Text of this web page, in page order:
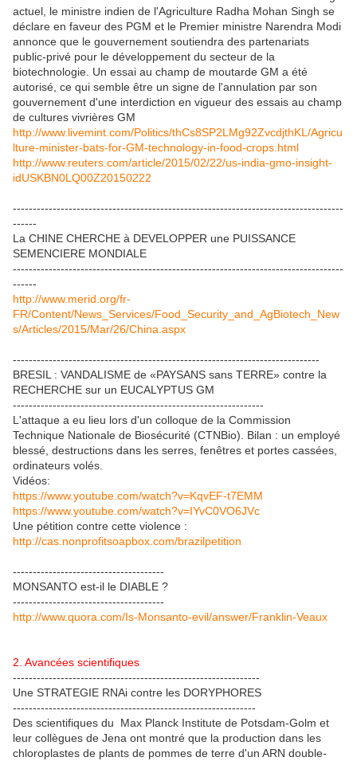
actuel, le ministre indien de l'Agriculture Radha Mohan Singh se
déclare en faveur des PGM et le Premier ministre Narendra Modi
annonce que le gouvernement soutiendra des partenariats
public-privé pour le développement du secteur de la
biotechnologie. Un essai au champ de moutarde GM a été
autorisé, ce qui semble être un signe de l'annulation par son
gouvernement d'une interdiction en vigueur des essais au champ
de cultures vivrières GM
http://www.livemint.com/Politics/thCs8SP2LMg92ZvcdjthKL/Agricu
lture-minister-bats-for-GM-technology-in-food-crops.html
http://www.reuters.com/article/2015/02/22/us-india-gmo-insight-
idUSKBN0LQ00Z20150222
-----------------------------------------------------------------------------------
------
La CHINE CHERCHE à DEVELOPPER une PUISSANCE
SEMENCIERE MONDIALE
-----------------------------------------------------------------------------------
------
http://www.merid.org/fr-
FR/Content/News_Services/Food_Security_and_AgBiotech_New
s/Articles/2015/Mar/26/China.aspx
-----------------------------------------------------------------------------
BRESIL : VANDALISME de «PAYSANS sans TERRE» contre la
RECHERCHE sur un EUCALYPTUS GM
---------------------------------------------------------------
L'attaque a eu lieu lors d'un colloque de la Commission
Technique Nationale de Biosécurité (CTNBio). Bilan : un employé
blessé, destructions dans les serres, fenêtres et portes cassées,
ordinateurs volés.
Vidéos:
https://www.youtube.com/watch?v=KqvEF-t7EMM
https://www.youtube.com/watch?v=IYvC0VO6JVc
Une pétition contre cette violence :
http://cas.nonprofitsoapbox.com/brazilpetition
--------------------------------------
MONSANTO est-il le DIABLE ?
--------------------------------------
http://www.quora.com/Is-Monsanto-evil/answer/Franklin-Veaux
2. Avancées scientifiques
--------------------------------------------------------------
Une STRATEGIE RNAi contre les DORYPHORES
-------------------------------------------------------------
Des scientifiques du Max Planck Institute de Potsdam-Golm et
leur collègues de Jena ont montré que la production dans les
chloroplastes de plants de pommes de terre d'un ARN double-